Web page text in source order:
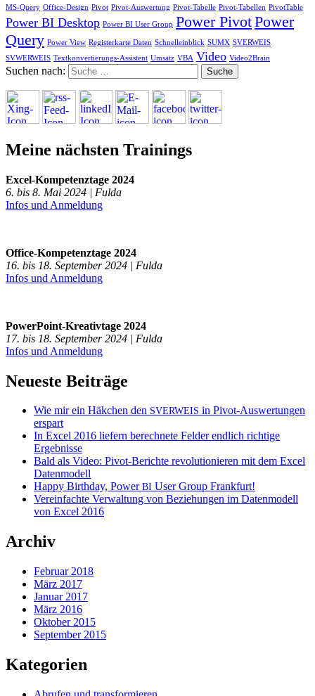
MS-Query Office-Design Pivot Pivot-Auswertung Pivot-Tabelle Pivot-Tabellen PivotTable
Power BI Desktop Power BI User Group Power PivotPower
Query Power View Registerkarte Daten Schnelleinblick SUMX SVERWEIS
SVWERWEIS Textkonvertierungs-Assistent Umsatz VBA Video Video2Brain
Suchen nach:
Meine nächsten Trainings
Excel-Kompetenztage 2024
6. bis 8. Mai 2024 | Fulda
Infos und Anmeldung
Office-Kompetenztage 2024
16. bis 18. September 2024 | Fulda
Infos und Anmeldung
PowerPoint-Kreativtage 2024
17. bis 18. September 2024 | Fulda
Infos und Anmeldung
Neueste Beiträge
Wie mir ein Häkchen den SVERWEIS in Pivot-Auswertungen
erspart
In Excel 2016 liefern berechnete Felder endlich richtige
Ergebnisse
Bald als Video: Pivot-Berichte revolutionieren mit dem Excel
Datenmodell
Happy Birthday, PowerBI User Group Frankfurt!
Vereinfachte Verwaltung von Beziehungen im Datenmodell
von Excel 2016
Archiv
Februar 2018
März 2017
Januar 2017
März 2016
Oktober 2015
September 2015
Kategorien